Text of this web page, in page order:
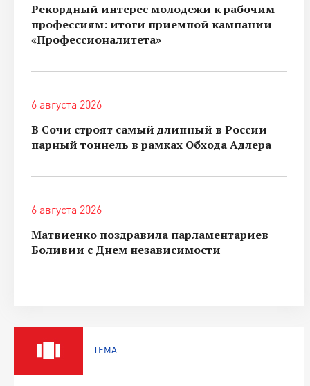
Рекордный интерес молодежи к рабочим
профессиям: итоги приемной кампании
«Профессионалитета»
6 августа 2026
В Сочи строят самый длинный в России
парный тоннель в рамках Обхода Адлера
6 августа 2026
Матвиенко поздравила парламентариев
Боливии с Днем независимости
ТЕМА